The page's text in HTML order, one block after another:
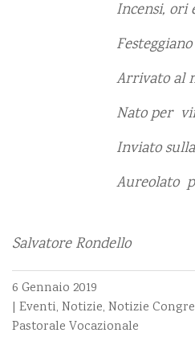
Incensi, ori e
Festeggiano il
Arrivato al
Nato per
Inviato sulla
Aureolato per
Salvatore Rondello
6 Gennaio 2019
| Eventi, Notizie, Notizie
Pastorale Vocazionale